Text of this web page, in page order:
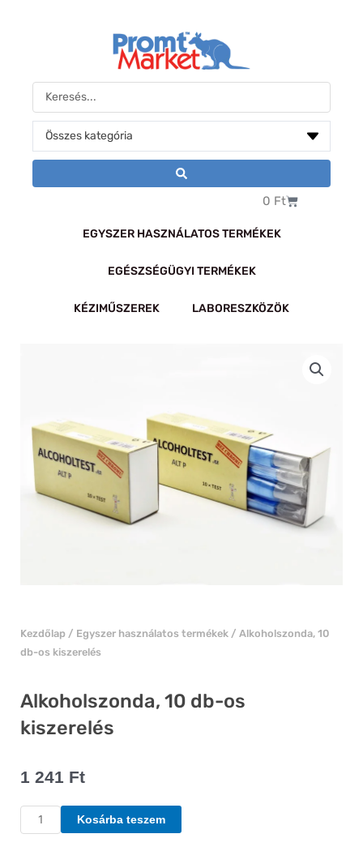
Search
...
0 FtKosár
EGYSZER HASZNÁLATOS TERMÉKEK
EGÉSZSÉGÜGYI TERMÉKEK
KÉZIMŰSZEREK LABORESZKÖZÖK
Kezdőlap / Egyszer használatos termékek / Alkoholszonda, 10
db-os kiszerelés
Alkoholszonda, 10 db-os
kiszerelés
1 241 Ft
Alkoholszonda,
10
Kosárba teszem